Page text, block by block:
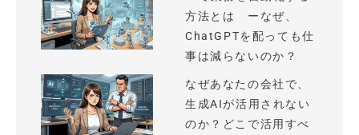
方法とは ーなぜ、
ChatGPTを配っても仕
事は減らないのか？
なぜあなたの会社で、
生成AIが活用されない
のか？どこで活用すべ